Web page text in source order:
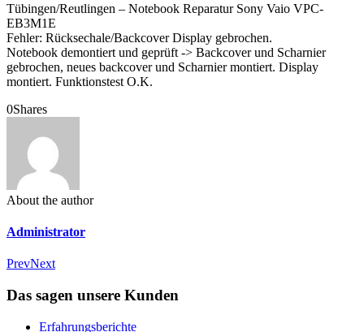
Tübingen/Reutlingen – Notebook Reparatur Sony Vaio VPC-
EB3M1E
Fehler: Rücksechale/Backcover Display gebrochen.
Notebook demontiert und geprüft -> Backcover und Scharnier
gebrochen, neues backcover und Scharnier montiert. Display
montiert. Funktionstest O.K.
0Shares
About the author
Administrator
PrevNext
Das sagen unsere Kunden
Erfahrungsberichte